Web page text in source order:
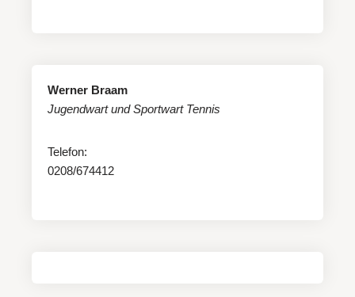
Werner Braam
Jugendwart und Sportwart Tennis
Telefon:
0208/674412